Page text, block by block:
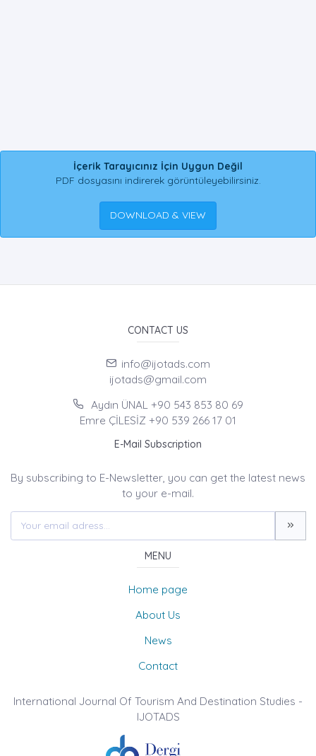
İçerik Tarayıcınız İçin Uygun Değil
PDF dosyasını indirerek görüntüleyebilirsiniz.
DOWNLOAD & VIEW
CONTACT US
info@ijotads.com
ijotads@gmail.com
Aydın ÜNAL +90 543 853 80 69
Emre ÇİLESİZ +90 539 266 17 01
E-Mail Subscription
By subscribing to E-Newsletter, you can get the latest news
to your e-mail.
MENU
Home page
About Us
News
Contact
International Journal Of Tourism And Destination Studies -
IJOTADS